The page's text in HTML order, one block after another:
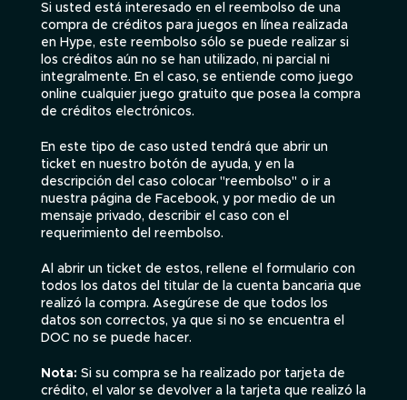
Si usted está interesado en el reembolso de una
compra de créditos para juegos en línea realizada
en Hype, este reembolso sólo se puede realizar si
los créditos aún no se han utilizado, ni parcial ni
integralmente. En el caso, se entiende como juego
online cualquier juego gratuito que posea la compra
de créditos electrónicos.
En este tipo de caso usted tendrá que abrir un
ticket en nuestro botón de ayuda, y en la
descripción del caso colocar "reembolso" o ir a
nuestra página de Facebook, y por medio de un
mensaje privado, describir el caso con el
requerimiento del reembolso.
Al abrir un ticket de estos, rellene el formulario con
todos los datos del titular de la cuenta bancaria que
realizó la compra. Asegúrese de que todos los
datos son correctos, ya que si no se encuentra el
DOC no se puede hacer.
Nota: Si su compra se ha realizado por tarjeta de
crédito, el valor se devolver a la tarjeta que realizó la